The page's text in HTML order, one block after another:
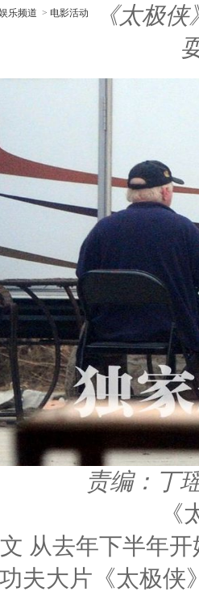
乐频道 > 电影活动
《太极
责编：丁
从去年下半年
夫大片《太极